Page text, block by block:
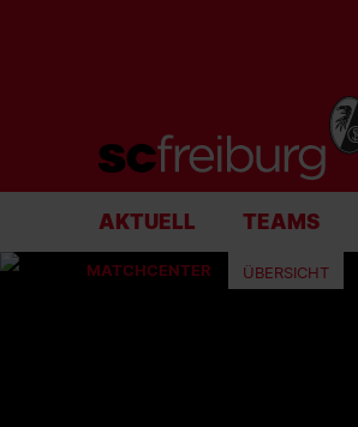
AKTUELL TEAMS
MATCHCENTER ÜBERSICHT